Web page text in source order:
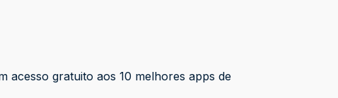
acesso gratuito aos 10 melhores apps de